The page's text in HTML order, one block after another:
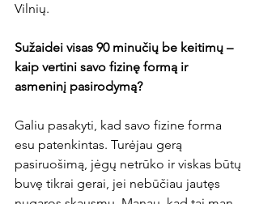
Vilnių.
Sužaidei visas 90 minučių be keitimų –
kaip vertini savo fizinę formą ir
asmeninį pasirodymą?
Galiu pasakyti, kad savo fizine forma
esu patenkintas. Turėjau gerą
pasiruošimą, jėgų netrūko ir viskas būtų
buvę tikrai gerai, jei nebūčiau jautęs